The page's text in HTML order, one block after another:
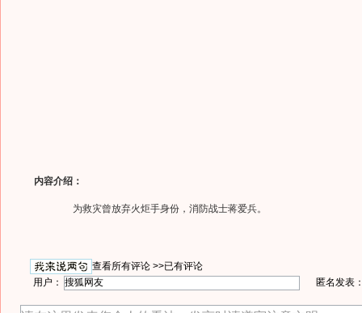
内容介绍：
为救灾曾放弃火炬手身份，消防战士蒋爱兵。
查看所有评论 >>已有评论
用户：
匿名发表